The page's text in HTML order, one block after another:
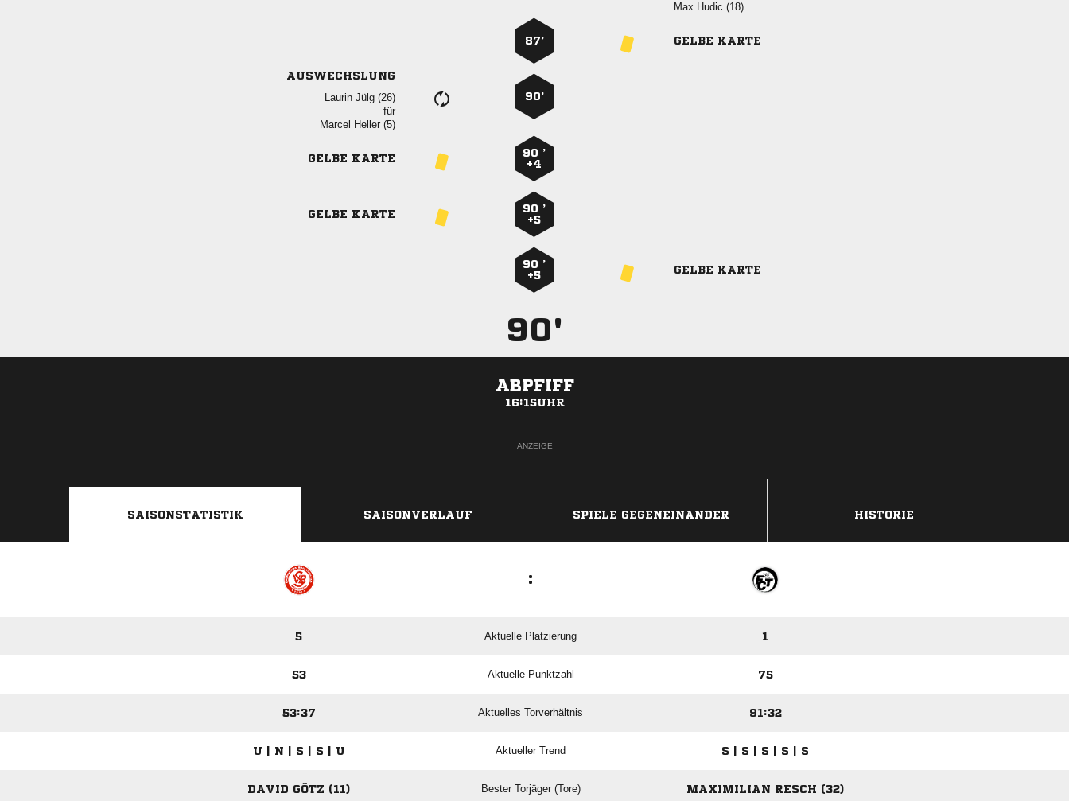
  
87’ GELBE KARTE
AUSWECHSLUNG
  
für
  
90’
GELBE KARTE
90 ’
+4
GELBE KARTE
90 ’
+5
90 ’
+5
GELBE KARTE
90'
ABPFIFF
16:15UHR
ANZEIGE
SAISONSTATISTIK SAISONVERLAUF SPIELE GEGENEINANDER HISTORIE
:
5 Aktuelle Platzierung 1
53 Aktuelle Punktzahl 75
53:37 Aktuelles Torverhältnis 91:32
U | N | S | S | U Aktueller Trend S | S | S | S | S
DAVID GÖTZ (11) Bester Torjäger (Tore) MAXIMILIAN RESCH (32)